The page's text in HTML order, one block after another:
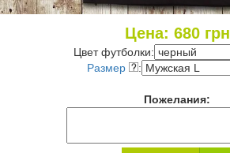
Цена: 680грн
Цвет футболки:
Размер
:
Пожелания: